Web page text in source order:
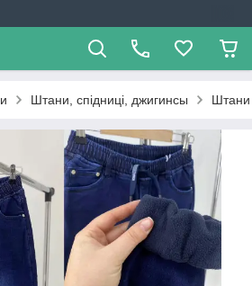
Штани, спідниці, джигинсы Штани